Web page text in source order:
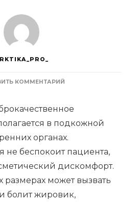
КОММЕНТАРИЙ
ДЕЛАТЬ,
ЖИРОВИК
СТАЛ
СРЕДСТВА
ДЛЯ
ВОСПАЛЕНИЯ
в подкожной
органах.
не беспокоит пациента,
дискомфорт.
размерах может вызвать
болит жировик,